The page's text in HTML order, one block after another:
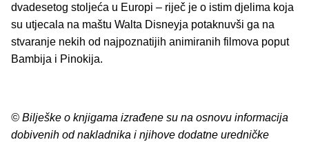
dvadesetog stoljeća u Europi – riječ je o istim djelima koja
su utjecala na maštu Walta Disneyja potaknuvši ga na
stvaranje nekih od najpoznatijih animiranih filmova poput
Bambija i Pinokija.
© Bilješke o knjigama izrađene su na osnovu informacija
dobivenih od nakladnika i njihove dodatne uredničke